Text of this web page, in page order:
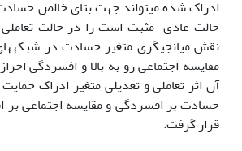
ادراک شده می­تواند جهت بتای خالص
حالت عادی مثبت است را در حالت تعاملی
نقش میانجی­گری متغیر حسادت در
مقایسه اجتماعی رو به بالا و افسردگی
آن اثر تعاملی و تعدیلی متغیر ادراک
حسادت بر افسردگی و مقایسه اجتماعی بر
قرار گرفت.